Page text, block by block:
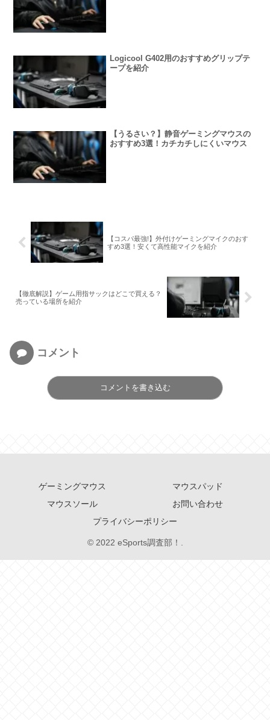
Logicool G402用のおすすめグリップテ
ープを紹介
【うるさい？】静音ゲーミングマウスの
おすすめ3選！カチカチしにくいマウス
【コスパ最強!】外付けゲーミングマイクのおす
すめ3選！安くて高性能マイクを紹介
【徹底解説】ゲーム用指サックはどこで買える？
売っている場所を紹介
コメント
コメントを書き込む
ゲーミングマウス
マウスパッド
マウスソール
お問い合わせ
プライバシーポリシー
© 2022 eSports調査部！.